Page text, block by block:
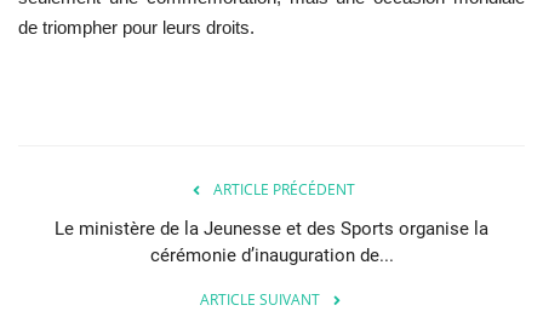
de triompher pour leurs droits.
ARTICLE PRÉCÉDENT
Le ministère de la Jeunesse et des Sports organise la
cérémonie d’inauguration de...
ARTICLE SUIVANT